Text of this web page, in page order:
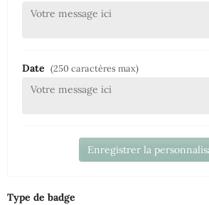
Date (250 caractères max)
Enregistrer la
Type de badge